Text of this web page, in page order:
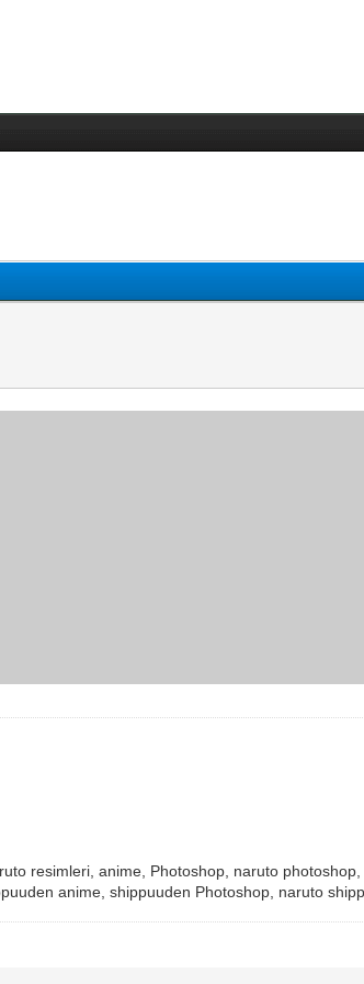
resimleri, anime, Photoshop, naruto
anime, shippuuden Photoshop, naruto